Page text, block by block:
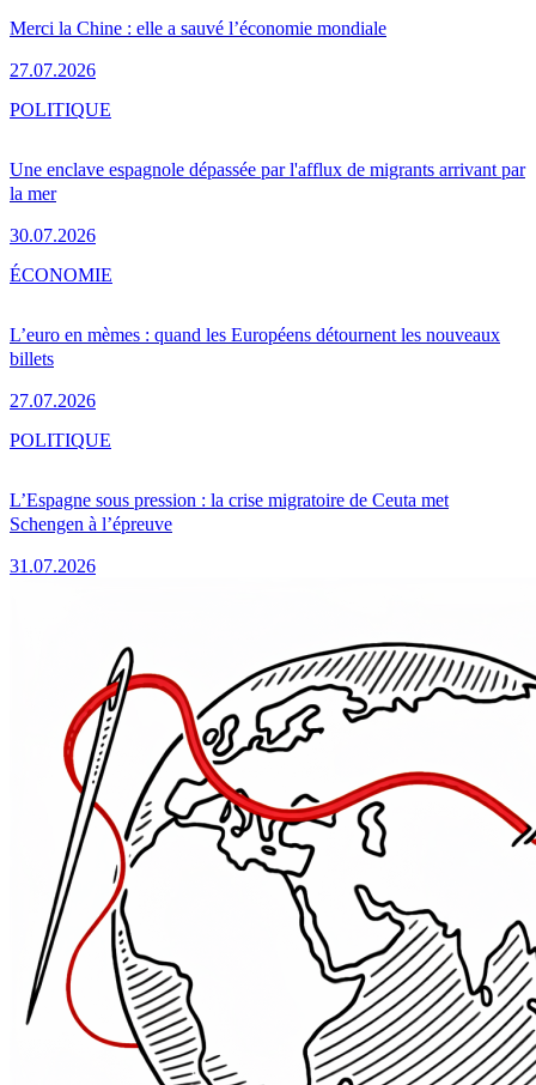
Merci la Chine : elle a sauvé l’économie mondiale
27.07.2026
Une enclave espagnole dépassée par l'afflux de migrants arrivant par
la mer
30.07.2026
POLITIQUE
L’euro en mèmes : quand les Européens détournent les nouveaux
billets
27.07.2026
ÉCONOMIE
L’Espagne sous pression : la crise migratoire de Ceuta met
Schengen à l’épreuve
31.07.2026
POLITIQUE